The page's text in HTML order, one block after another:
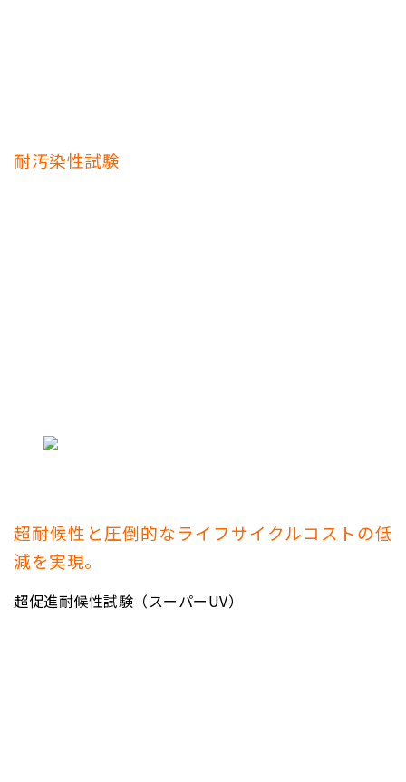
耐汚染性試験
超耐候性と圧倒的なライフサイクルコストの低
減を実現。
超促進耐候性試験（スーパーUV）